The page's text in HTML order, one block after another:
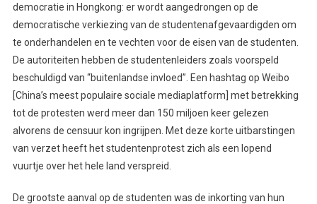
democratie in Hongkong: er wordt aangedrongen op de
democratische verkiezing van de studentenafgevaardigden om
te onderhandelen en te vechten voor de eisen van de studenten.
De autoriteiten hebben de studentenleiders zoals voorspeld
beschuldigd van “buitenlandse invloed”. Een hashtag op Weibo
[China’s meest populaire sociale mediaplatform] met betrekking
tot de protesten werd meer dan 150 miljoen keer gelezen
alvorens de censuur kon ingrijpen. Met deze korte uitbarstingen
van verzet heeft het studentenprotest zich als een lopend
vuurtje over het hele land verspreid.
De grootste aanval op de studenten was de inkorting van hun